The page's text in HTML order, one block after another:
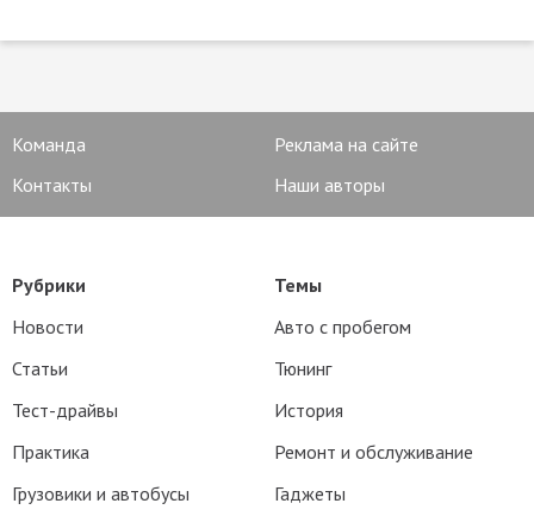
Команда
Реклама на сайте
Контакты
Наши авторы
Рубрики
Новости
Статьи
Тест-драйвы
Практика
Грузовики и автобусы
Темы
Авто с пробегом
Тюнинг
История
Ремонт и обслуживание
Гаджеты